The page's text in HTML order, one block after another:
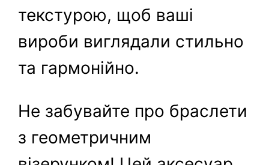
текстурою, щоб ваші
вироби виглядали стильно
та гармонійно.
Не забувайте про браслети
з геометричним